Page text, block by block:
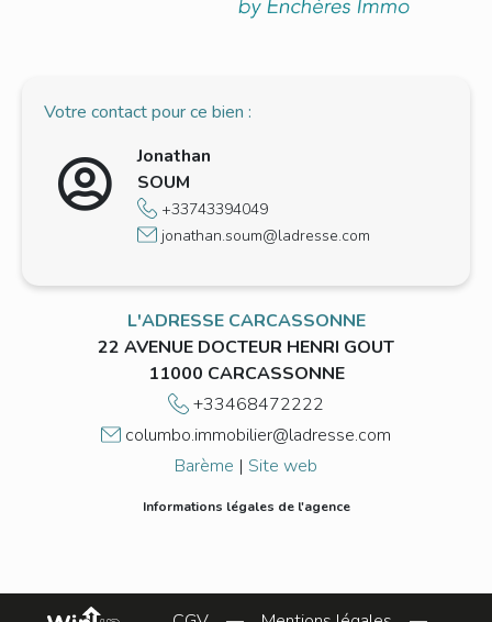
Votre contact pour ce bien :
Jonathan
SOUM
+33743394049
jonathan.soum@ladresse.com
L'ADRESSE CARCASSONNE
22 AVENUE DOCTEUR HENRI GOUT
11000 CARCASSONNE
+33468472222
columbo.immobilier@ladresse.com
Barème | Site web
Informations légales de l'agence